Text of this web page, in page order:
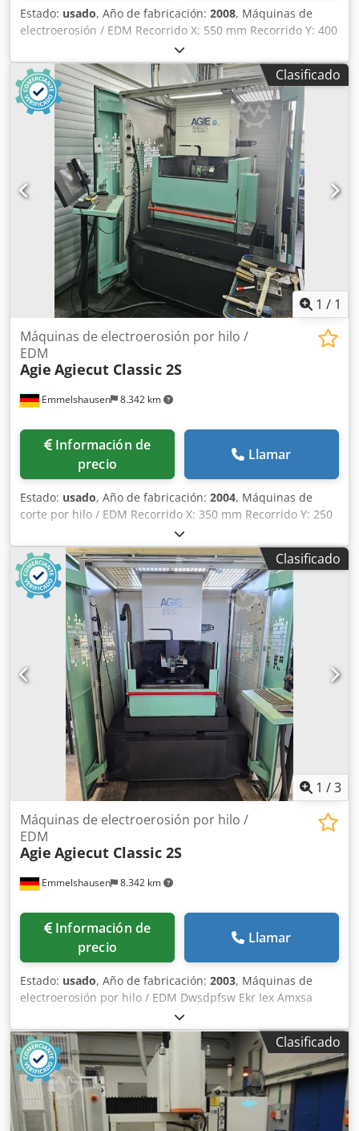
Estado: usado, Año de fabricación: 2008, Máquinas de
electroerosión / EDM Recorrido X: 550 mm Recorrido Y: 400
mm Recorrido Z: 350 mm Tamaño de la mesa X: 700 mm
Tamaño de la mesa Y: 500 mm Peso máximo del electrodo:
80 kg Peso máximo de la pieza: 1000 kg Cambiador de
herramientas: 5 posiciones Refrigerador Dedpfxow Ektfe
Amxewa Eje C
Clasificado
1 / 1
Emmelshausen 8.342 km
Máquinas de electroerosión por hilo /
EDM
Agie Agiecut Classic 2S
Información de
precio
Llamar
Estado: usado, Año de fabricación: 2004, Máquinas de
corte por hilo / EDM Recorrido X: 350 mm Recorrido Y: 250
mm Recorrido Z: 256 mm Máx. Tamaño de la pieza de
trabajo X: 750 mm Máx. Tamaño de la pieza de trabajo Y:
550 mm Máx. Tamaño de la pieza de trabajo Z: 250 mm
Máx. peso de la pieza de trabajo: 200 kg Corte en baño
maría enfriador La máquina fue revisada anualmente por
el fabricante. Dwsdewf I Imepfx Amxea
Clasificado
1 /3
Emmelshausen 8.342 km
Máquinas de electroerosión por hilo /
EDM
Agie Agiecut Classic 2S
Información de
precio
Llamar
Estado: usado, Año de fabricación: 2003, Máquinas de
electroerosión por hilo / EDM Dwsdpfsw Ekr Iex Amxsa
Recorrido X: 350 mm Recorrido Y: 250 mm Recorrido Z: 256
mm Dimensiones máximas de la pieza X: 750 mm
Dimensiones máximas de la pieza Y: 550 mm Dimensiones
máximas de la pieza Z: 250 mm Peso máximo de la pieza:
450 kg con guiado automático del hilo
Clasificado